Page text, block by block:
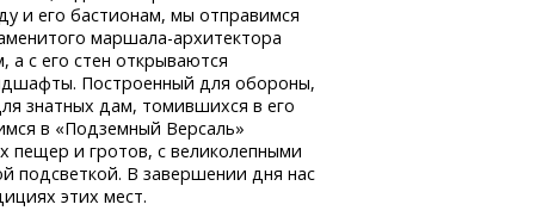
и его бастионам, мы отправимся
маршала-архитектора
с его стен открываются
Построенный для обороны,
знатных дам, томившихся в его
в «Подземный Версаль»
пещер и гротов, с великолепными
подсветкой. В завершении дня нас
этих мест.